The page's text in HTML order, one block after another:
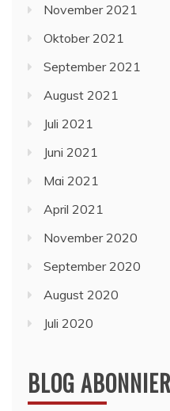
November 2021
Oktober 2021
September 2021
August 2021
Juli 2021
Juni 2021
Mai 2021
April 2021
November 2020
September 2020
August 2020
Juli 2020
BLOG